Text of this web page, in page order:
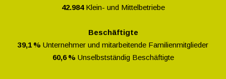
42.984Klein- und Mittelbetriebe
Beschäftigte
39,1 % Unternehmer und mitarbeitende Familienmitglieder
60,6 % Unselbstständig Beschäftigte